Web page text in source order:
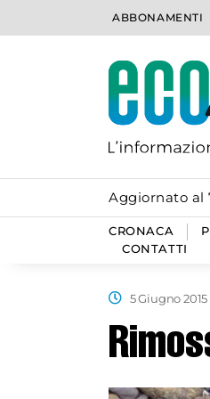
ABBONAMENTI
Aggiornato al
CRONACA
CONTATTI
5 Giugno 2015